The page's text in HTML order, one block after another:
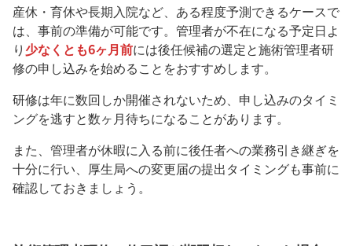
産休・育休や長期入院など、ある程度予測できるケースで
は、事前の準備が可能です。管理者が不在になる予定日よ
り 少なくとも6ヶ月前には後任候補の選定と施術管理者研
修の申し込みを始めることをおすすめします。
研修は年に数回しか開催されないため、申し込みのタイミ
ングを逃すと数ヶ月待ちになることがあります。
また、管理者が休暇に入る前に後任者への業務引き継ぎを
十分に行い、厚生局への変更届の提出タイミングも事前に
確認しておきましょう。